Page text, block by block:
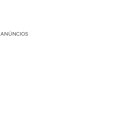
ANÚNCIOS